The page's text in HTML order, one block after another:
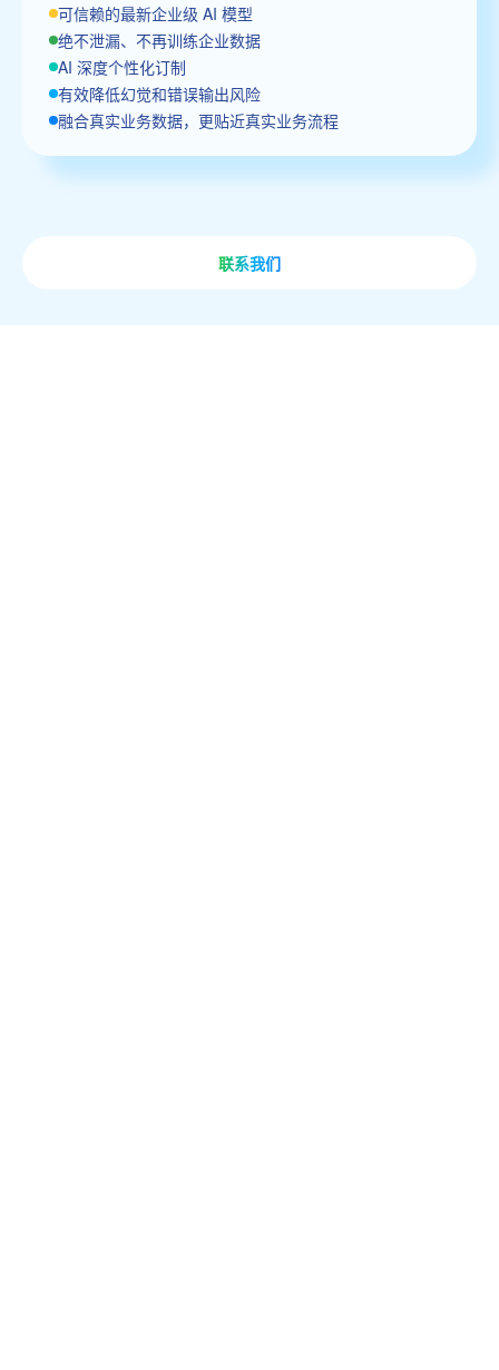
可信赖的最新企业级 AI 模型
绝不泄漏、不再训练企业数据
AI 深度个性化订制
有效降低幻觉和错误输出风险
融合真实业务数据，更贴近真实业务流程
联系我们